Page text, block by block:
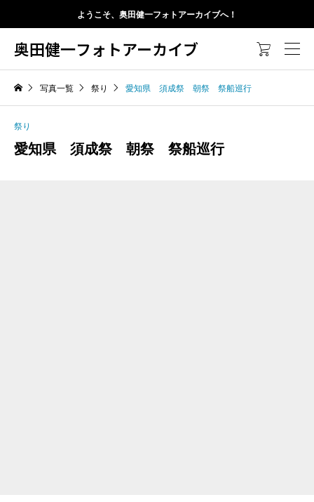
ようこそ、奥田健一フォトアーカイブへ！
奥田健一フォトアーカイブ 
写真一覧 祭り 愛知県 須成祭 朝祭 祭船巡行
祭り
愛知県 須成祭 朝祭 祭船巡行